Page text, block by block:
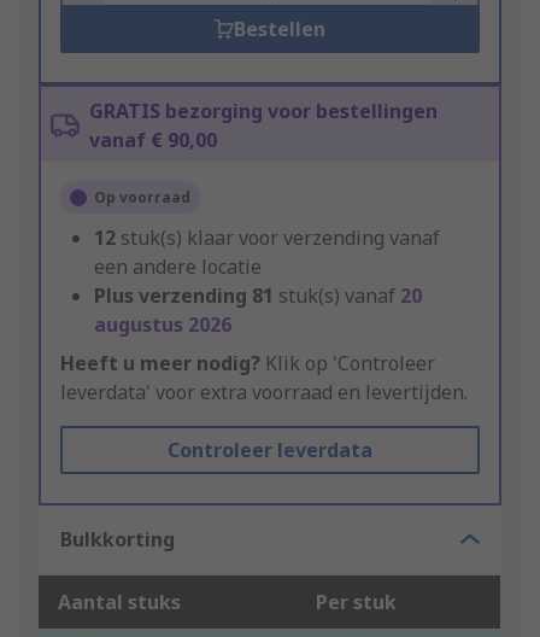
Bestellen
GRATIS bezorging voor bestellingen
vanaf € 90,00
Op voorraad
12 stuk(s) klaar voor verzending vanaf
een andere locatie
Plus verzending 81 stuk(s) vanaf 20
augustus 2026
Heeft u meer nodig? Klik op 'Controleer
leverdata' voor extra voorraad en levertijden.
Controleer leverdata
Bulkkorting
Aantal stuks Per stuk